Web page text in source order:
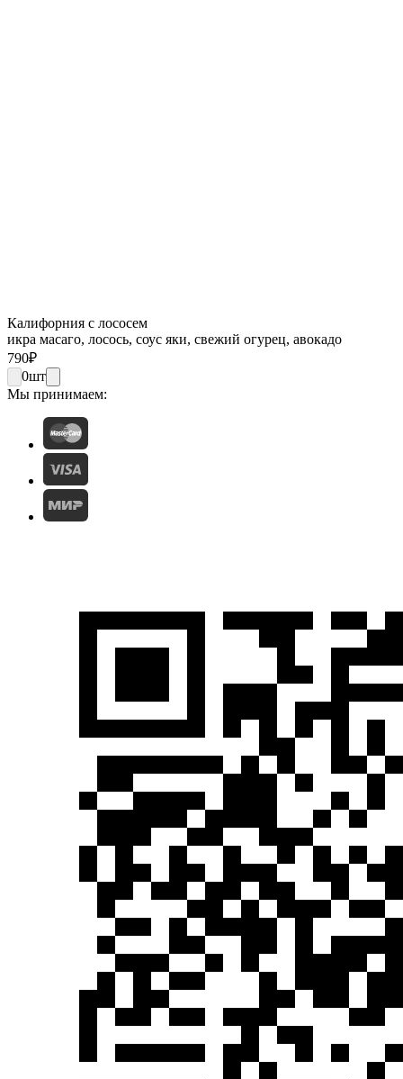
Калифорния с лососем
икра масаго, лосось, соус яки, свежий огурец, авокадо
790₽
0шт
Мы принимаем: